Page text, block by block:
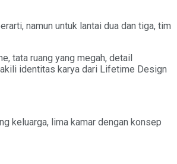
namun untuk lantai dua dan tiga, tim
tata ruang yang megah, detail
identitas karya dari Lifetime Design
keluarga, lima kamar dengan konsep